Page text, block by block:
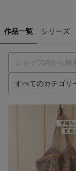
作品一覧 シリーズ